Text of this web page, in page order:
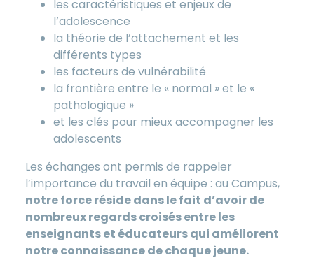
les caractéristiques et enjeux de
l’adolescence
la théorie de l’attachement et les
différents types
les facteurs de vulnérabilité
la frontière entre le « normal » et le «
pathologique »
et les clés pour mieux accompagner les
adolescents
Les échanges ont permis de rappeler
l’importance du travail en équipe : au Campus,
notre force réside dans le fait d’avoir de
nombreux regards croisés entre les
enseignants et éducateurs qui améliorent
notre connaissance de chaque jeune.